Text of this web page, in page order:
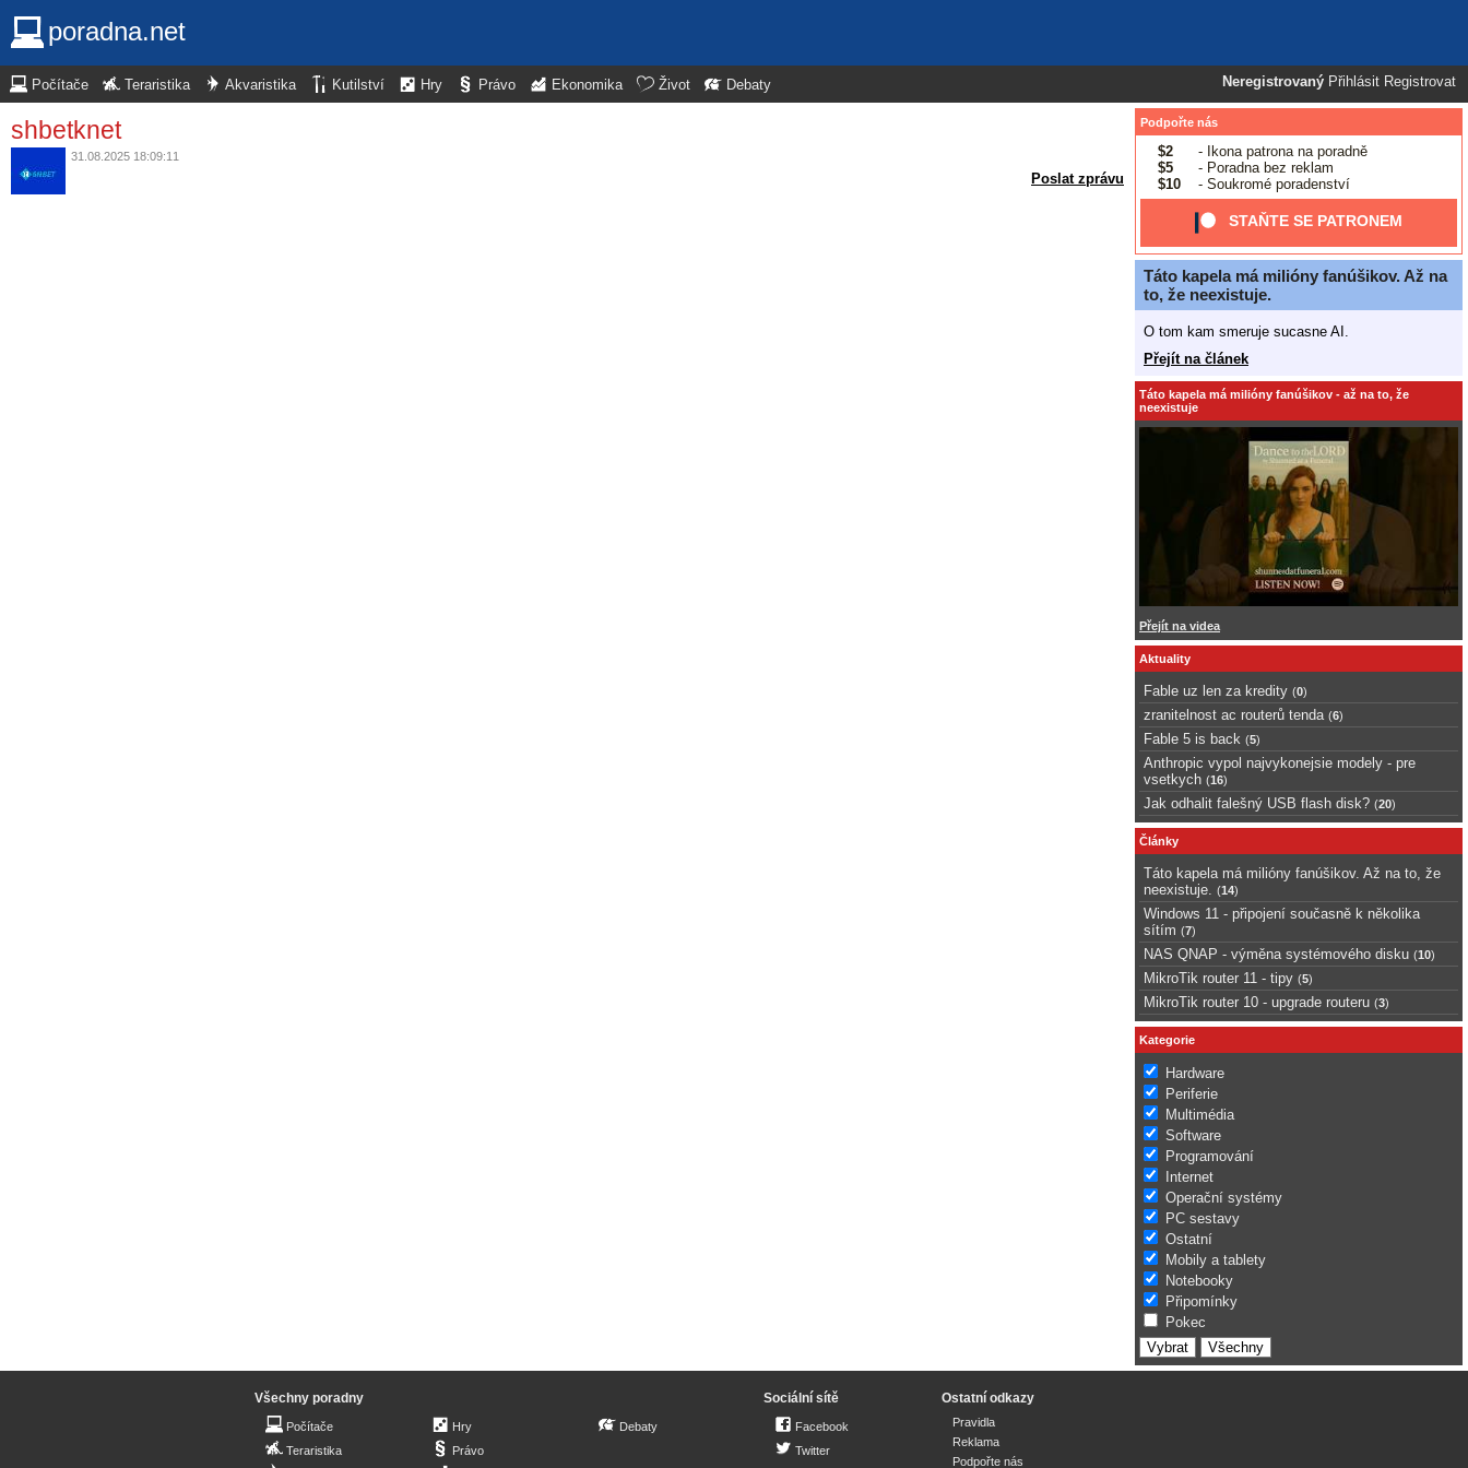
poradna.net
Neregistrovaný Přihlásit Registrovat
Počítače Teraristika Akvaristika Kutilství Hry Právo Ekonomika Život Debaty
shbetknet
31.08.2025 18:09:11
Poslat zprávu
Podpořte nás
$2
- Ikona patrona na poradně
$5
- Poradna bez reklam
$10
- Soukromé poradenství
STAŇTE SE PATRONEM
Táto kapela má milióny fanúšikov. Až na
to, že neexistuje.
O tom kam smeruje sucasne AI.
Přejít na článek
Táto kapela má milióny fanúšikov - až na to, že
neexistuje
Přejít na videa
Aktuality
Fable uz len za kredity (0)
zranitelnost ac routerů tenda (6)
Fable 5 is back (5)
Anthropic vypol najvykonejsie modely - pre
vsetkych (16)
Jak odhalit falešný USB flash disk? (20)
Články
Táto kapela má milióny fanúšikov. Až na to, že
neexistuje.
(14)
Windows 11 - připojení současně k několika
sítím (7)
NAS QNAP - výměna systémového disku (10)
MikroTik router 11 - tipy (5)
MikroTik router 10 - upgrade routeru (3)
Kategorie
Hardware
Periferie
Multimédia
Software
Programování
Internet
Operační systémy
PC sestavy
Ostatní
Mobily a tablety
Notebooky
Připomínky
Pokec
Všechny poradny
Počítače
Teraristika
Hry
Právo
Debaty
Sociální sítě
Facebook
Twitter
Ostatní odkazy
Pravidla
Reklama
Podpořte nás